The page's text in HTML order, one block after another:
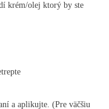
krém/olej ktorý by ste
a aplikujte. (Pre väčšiu